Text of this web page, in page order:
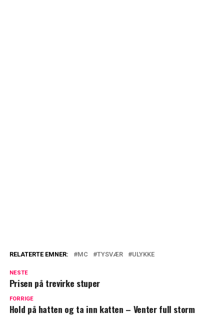
RELATERTE EMNER: MC TYSVÆR ULYKKE
NESTE
Prisen på trevirke stuper
FORRIGE
Hold på hatten og ta inn katten – Venter full storm